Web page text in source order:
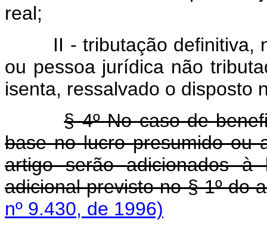
real;
II - tributação definitiva,
ou pessoa jurídica não
isenta, ressalvado o disposto
§ 4º No caso de
base no lucro presumido ou
artigo serão adicionados
adicional previsto no § 1º do
nº 9.430, de 1996)